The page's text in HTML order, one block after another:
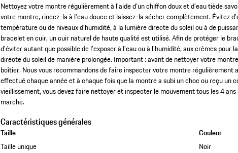
Nettoyez votre montre régulièrement à l'aide d'un chiffon doux et d'eau tiède
votre montre, rincez-la à l'eau douce et laissez-la sécher complètement. Évitez
température ou de niveaux d'humidité, à la lumière directe du soleil ou à de
bracelet en cuir, un cuir naturel de haute qualité est utilisé. Afin de protéger le
d'éviter autant que possible de l'exposer à l'eau ou à l'humidité, aux crèmes pour
directe du soleil de manière prolongée. Important : avant de nettoyer votre
boîtier. Nous vous recommandons de faire inspecter votre montre
effectué chaque année et à chaque fois que la montre a subi un choc ou reçu un
vieillissement, vous devez faire nettoyer et inspecter le mouvement tous les 4
marche.
Caractéristiques générales
Taille
Taille unique
Couleur
Noir